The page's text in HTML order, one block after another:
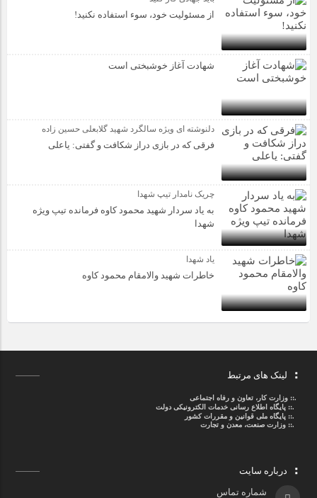
از مسئولیت خود، سوء استفاده نکنید!
شهادت آغاز خوشبختی است
دلنوشته ای ویژه سالگرد شهید گلابعلی حسین زاده
فرقی که در بازی دراز شکافت و گفتی: یاعلی
چریک نامدار تیپ شهدا
به یاد سردار شهید محمود کاوه فرمانده تیپ ویژه
شهدا
یاد شهدا
خاطرات شهید والامقام محمود کاوه‌
لینک های مرتبط
.::وزارت کار، تعاون و رفاه اجتماعی
.::پایگاه اطلاع رسانی خدمات الکترونیکی دولت
.::پایگاه ملی قوانین و مقررات کشور
.:: وزارت صنعت، معدن و تجارت
درباره سایت
شماره تماس